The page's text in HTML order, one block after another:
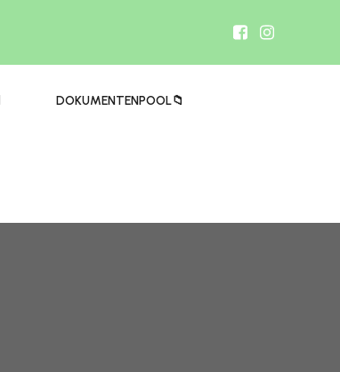
DOKUMENTENPOOL📁